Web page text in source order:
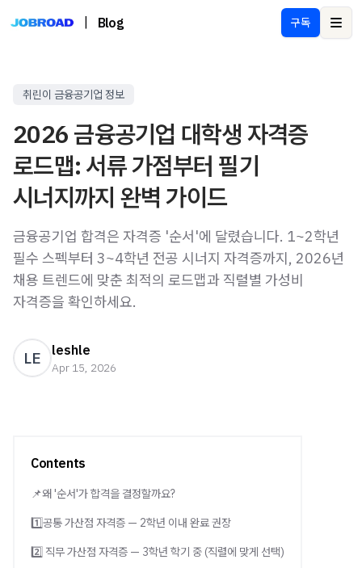
Blog 구독
취린이 금융공기업 정보
2026 금융공기업 대학생 자격증
로드맵: 서류 가점부터 필기
시너지까지 완벽 가이드
금융공기업 합격은 자격증 '순서'에 달렸습니다. 1~2학년
필수 스펙부터 3~4학년 전공 시너지 자격증까지, 2026년
채용 트렌드에 맞춘 최적의 로드맵과 직렬별 가성비
자격증을 확인하세요.
LE leshle
Apr 15, 2026
Contents
📌왜 '순서'가 합격을 결정할까요?
1️⃣공통 가산점 자격증 — 2학년 이내 완료 권장
2️⃣ 직무 가산점 자격증 — 3학년 학기 중 (직렬에 맞게 선택)